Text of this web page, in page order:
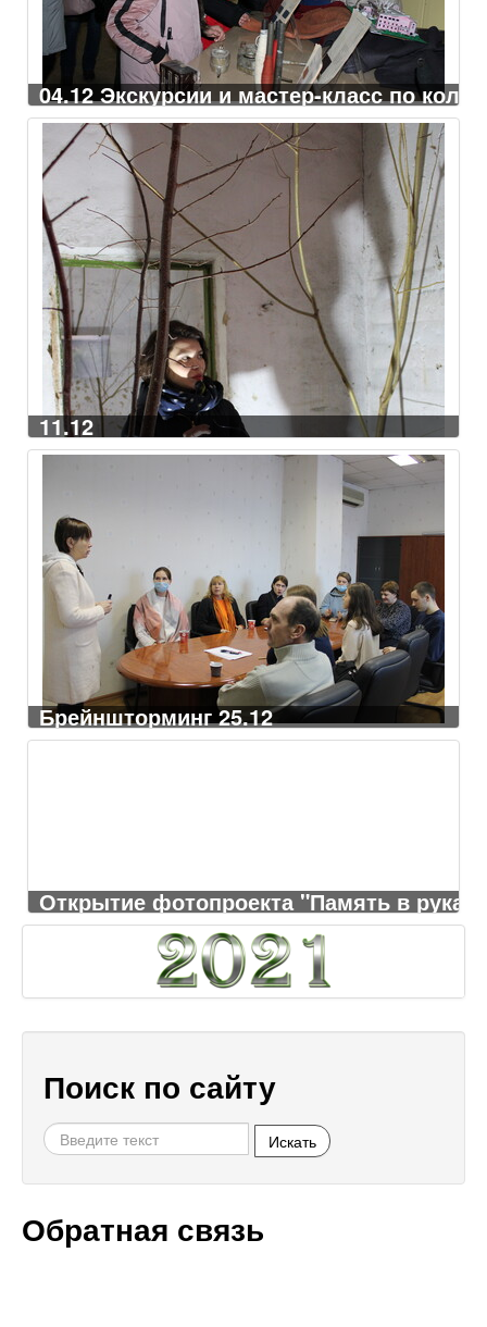
04.12 Экскурсии и мастер-класс по
11.12
Брейншторминг 25.12
Открытие фотопроекта "Память в руках"
Поиск по сайту
Искать
Обратная связь